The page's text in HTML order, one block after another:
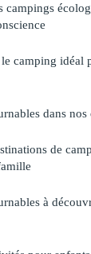
campings
camping idéal
dans nos
de
à